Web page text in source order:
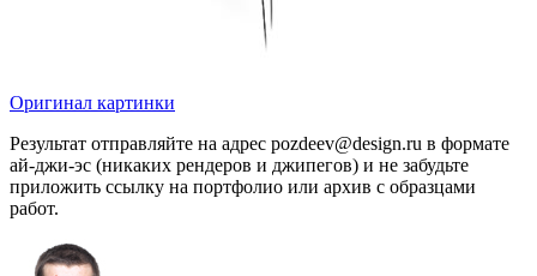
Оригинал картинки
Результат отправляйте на адрес pozdeev@design.ru в формате
ай-джи-эс (никаких рендеров и джипегов) и не забудьте
приложить ссылку на портфолио или архив с образцами
работ.